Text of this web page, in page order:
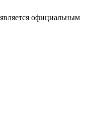
официальным